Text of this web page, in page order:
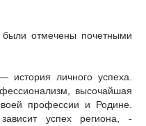
были отмечены почетными
личного успеха.
высочайшая
профессии и Родине.
успех региона, -